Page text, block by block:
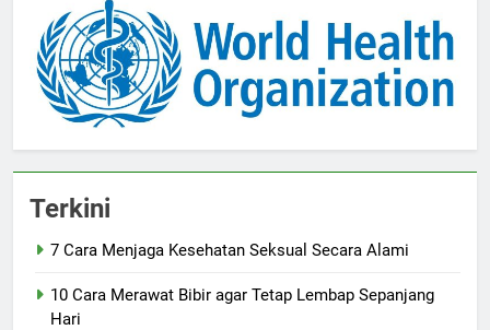
Terkini
7 Cara Menjaga Kesehatan Seksual Secara Alami
10 Cara Merawat Bibir agar Tetap Lembap Sepanjang
Hari